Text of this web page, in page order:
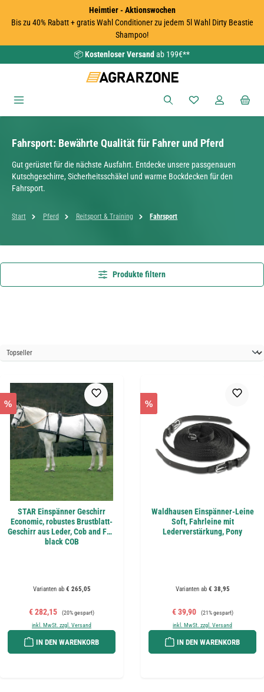
Heimtier - Aktionswochen
Bis zu 40% Rabatt + gratis Wahl Conditioner zu jedem 5l Wahl Dirty Beastie
Shampoo!
📦Kostenloser Versand ab 199€**
Du hast 0
Fahrsport: Bewährte Qualität für Fahrer und Pferd
Gut gerüstet für die nächste Ausfahrt. Entdecke unsere passgenauen
Kutschgeschirre, Sicherheitsschäkel und warme Bockdecken für den
Fahrsport.
Start Pferd Reitsport & Training Fahrsport
Produkte filtern
%
STAR Einspänner Geschirr
Economic, robustes Brustblatt-
Geschirr aus Leder, Cob and Full
black COB
Varianten ab€ 265,05
Verkaufspreis:
€ 282,15 Regulärer Preis:
(20% gespart)
inkl. MwSt. zzgl. Versand
IN DEN WARENKORB
%
Waldhausen Einspänner-Leine
Soft, Fahrleine mit
Lederverstärkung, Pony
Varianten ab€ 38,95
Verkaufspreis:
€ 39,90 Regulärer Preis:
(21% gespart)
inkl. MwSt. zzgl. Versand
IN DEN WARENKORB